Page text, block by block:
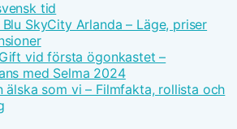
tid
Blu SkyCity Arlanda – Läge, priser
vid första ögonkastet –
med Selma 2024
älska som vi – Filmfakta, rollista och